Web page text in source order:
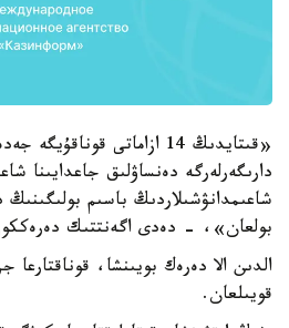
«قىتايدىڭ 14 ازاماتى
دارىگەرلەرگە دەنساۋلىق جاعدايىنا
شاعىمدانۋشىلاردىڭ باسىم
بولعان»، - دەدى اگەنتتىك
الدىن الا دەرەك بويىنشا،
قويىلعان.